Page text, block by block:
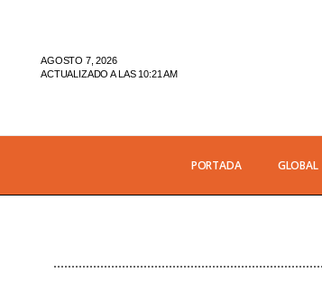
AGOSTO 7, 2026
ACTUALIZADO A LAS 10:21 AM
PORTADA GLOBAL